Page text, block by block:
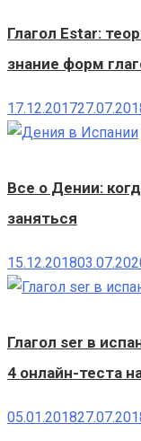
Глагол Estar:
знание форм
17.12.2017
Все о Дении:
заняться
15.12.2018
Глагол ser в
4 онлайн-теста
05.01.2018